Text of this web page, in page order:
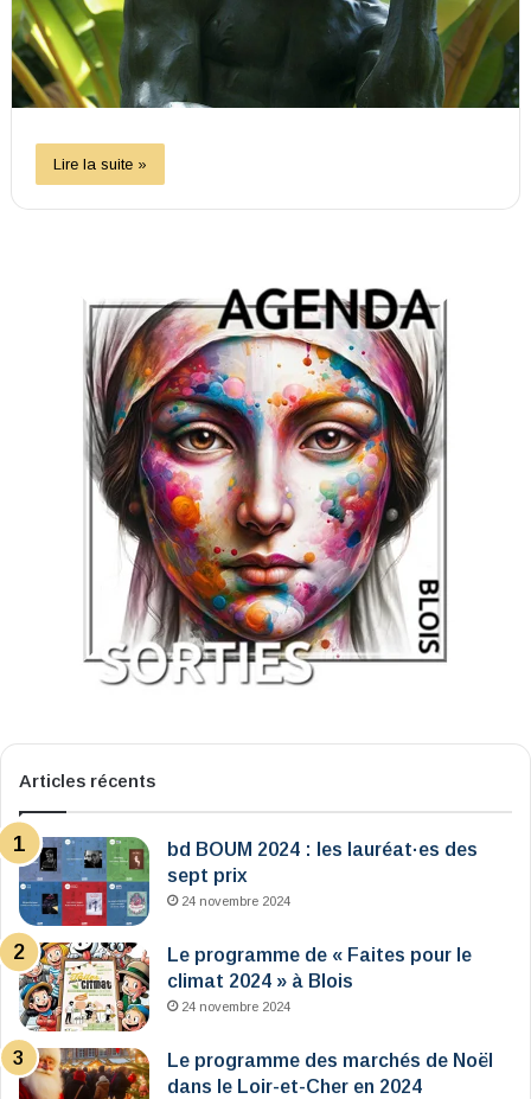
Lire la suite »
Articles récents
bd BOUM 2024 : les lauréat·es des
sept prix
24 novembre 2024
Le programme de « Faites pour le
climat 2024 » à Blois
24 novembre 2024
Le programme des marchés de Noël
dans le Loir-et-Cher en 2024